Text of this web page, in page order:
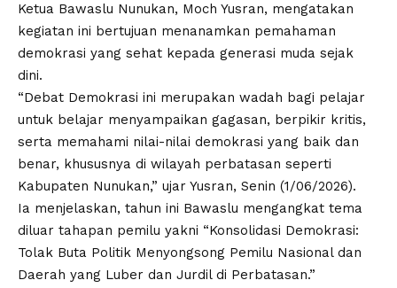
Ketua Bawaslu Nunukan, Moch Yusran, mengatakan
kegiatan ini bertujuan menanamkan pemahaman
demokrasi yang sehat kepada generasi muda sejak
dini.
“Debat Demokrasi ini merupakan wadah bagi pelajar
untuk belajar menyampaikan gagasan, berpikir kritis,
serta memahami nilai-nilai demokrasi yang baik dan
benar, khususnya di wilayah perbatasan seperti
Kabupaten Nunukan,” ujar Yusran, Senin (1/06/2026).
Ia menjelaskan, tahun ini Bawaslu mengangkat tema
diluar tahapan pemilu yakni “Konsolidasi Demokrasi:
Tolak Buta Politik Menyongsong Pemilu Nasional dan
Daerah yang Luber dan Jurdil di Perbatasan.”